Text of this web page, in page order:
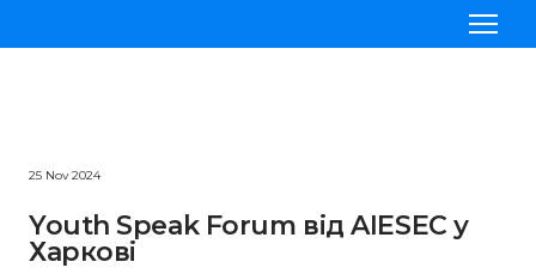
Приєднатись до AIESEC
Наші команди
25 Nov 2024
Youth Speak Forum від AIESEC у
Харкові